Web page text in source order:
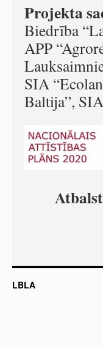
Projekta
Biedrība
APP
SIA
Baltija”,
LBLA